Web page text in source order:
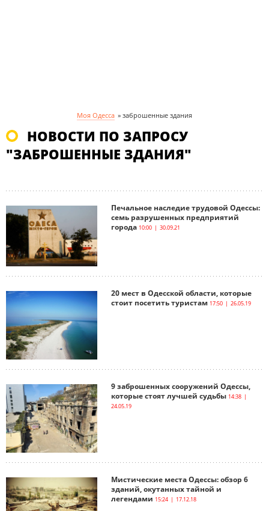
Моя Одесса » заброшенные здания
НОВОСТИ ПО ЗАПРОСУ
"ЗАБРОШЕННЫЕ ЗДАНИЯ"
Печальное наследие трудовой Одессы:
семь разрушенных предприятий
города 10:00 | 30.09.21
20 мест в Одесской области, которые
стоит посетить туристам 17:50 | 26.05.19
9 заброшенных сооружений Одессы,
которые стоят лучшей судьбы 14:38 |
24.05.19
Мистические места Одессы: обзор 6
зданий, окутанных тайной и
легендами 15:24 | 17.12.18